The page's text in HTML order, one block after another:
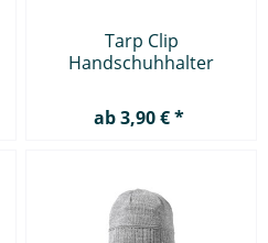
Tarp Clip
Handschuhhalter
ab 3,90 € *